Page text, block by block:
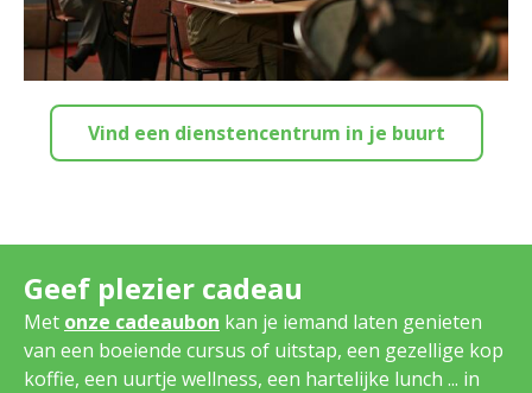
Vind een dienstencentrum in je buurt
Geef plezier cadeau
Met onze cadeaubon kan je iemand laten genieten
van een boeiende cursus of uitstap, een gezellige kop
koffie, een uurtje wellness, een hartelijke lunch ... in